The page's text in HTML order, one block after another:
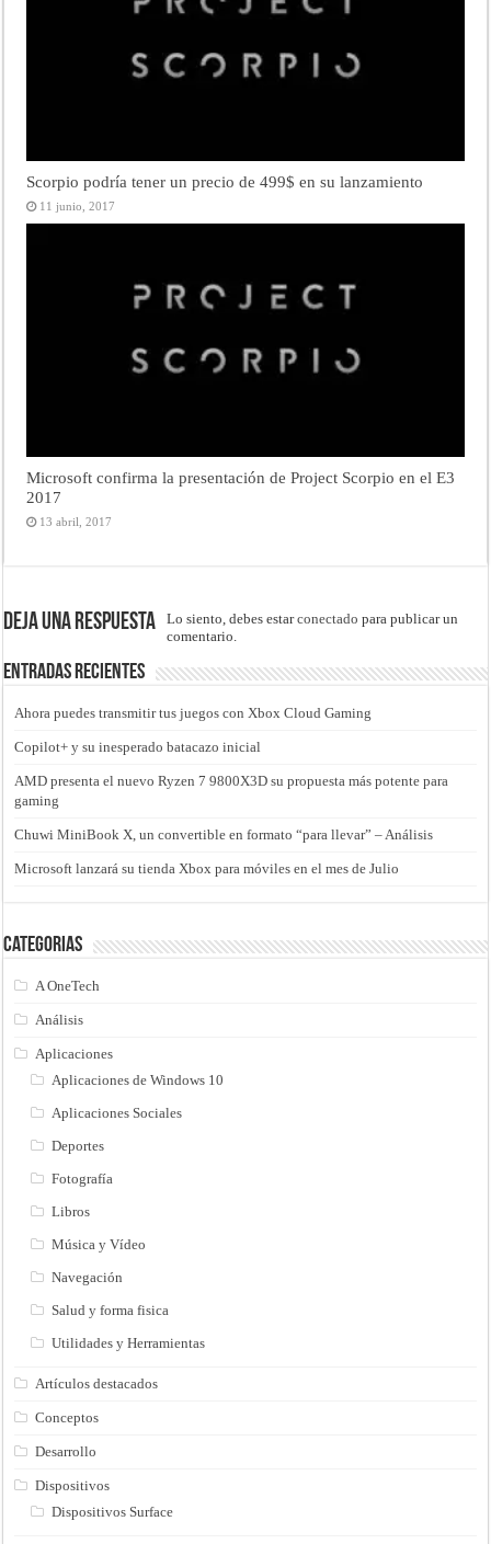
Scorpio podría tener un precio de 499$ en su lanzamiento
11 junio, 2017
Microsoft confirma la presentación de Project Scorpio en el E3
2017
13 abril, 2017
Deja una respuesta Lo siento, debes estarconectado para publicar un
comentario.
Entradas recientes
Ahora puedes transmitir tus juegos con Xbox Cloud Gaming
Copilot+ y su inesperado batacazo inicial
AMD presenta el nuevo Ryzen 7 9800X3D su propuesta más potente para
gaming
Chuwi MiniBook X, un convertible en formato “para llevar” – Análisis
Microsoft lanzará su tienda Xbox para móviles en el mes de Julio
Categorias
A OneTech
Análisis
Aplicaciones
Aplicaciones de Windows 10
Aplicaciones Sociales
Deportes
Fotografía
Libros
Música y Vídeo
Navegación
Salud y forma fisica
Utilidades y Herramientas
Artículos destacados
Conceptos
Desarrollo
Dispositivos
Dispositivos Surface